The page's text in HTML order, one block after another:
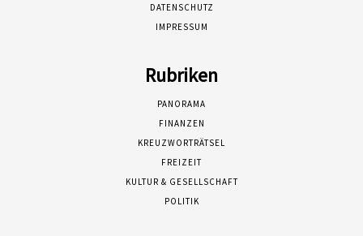
DATENSCHUTZ
IMPRESSUM
Rubriken
PANORAMA
FINANZEN
KREUZWORTRÄTSEL
FREIZEIT
KULTUR & GESELLSCHAFT
POLITIK